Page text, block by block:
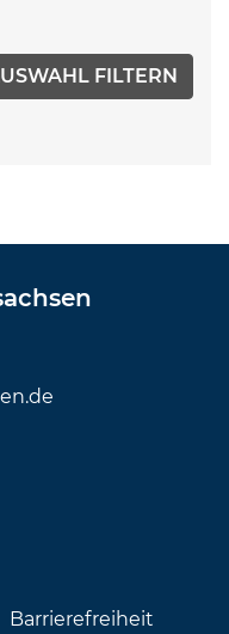
Barrierefreiheit